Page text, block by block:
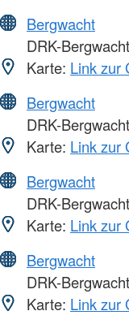
Bergwacht
DRK-
Karte: Link zur
Bergwacht
DRK-
Karte: Link zur
Bergwacht
DRK-
Karte: Link zur
Bergwacht
DRK-
Karte: Link zur